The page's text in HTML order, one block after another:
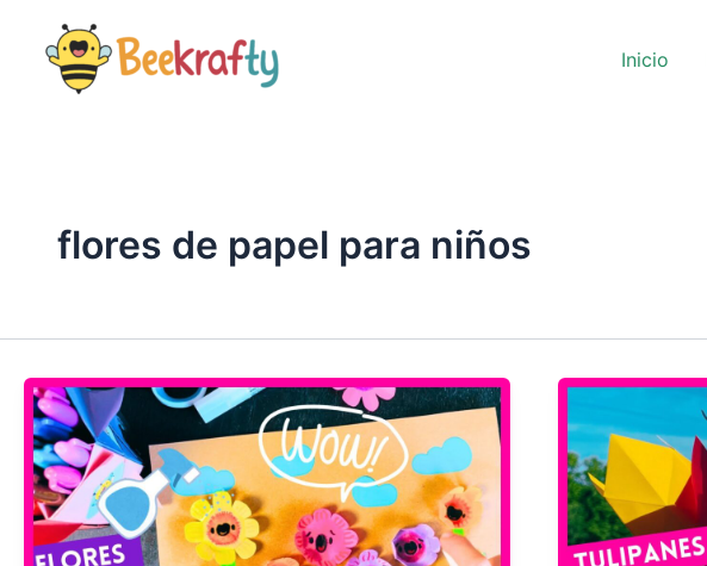
contenido
Inicio
flores de papel para niños